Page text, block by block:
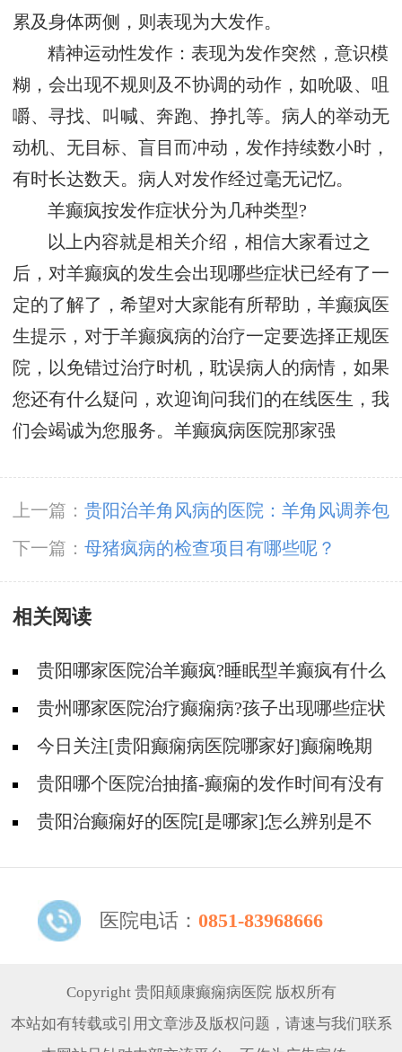
累及身体两侧，则表现为大发作。
精神运动性发作：表现为发作突然，意识模
糊，会出现不规则及不协调的动作，如吮吸、咀
嚼、寻找、叫喊、奔跑、挣扎等。病人的举动无
动机、无目标、盲目而冲动，发作持续数小时，
有时长达数天。病人对发作经过毫无记忆。
羊癫疯按发作症状分为几种类型?
以上内容就是相关介绍，相信大家看过之
后，对羊癫疯的发生会出现哪些症状已经有了一
定的了解了，希望对大家能有所帮助，羊癫疯医
生提示，对于羊癫疯病的治疗一定要选择正规医
院，以免错过治疗时机，耽误病人的病情，如果
您还有什么疑问，欢迎询问我们的在线医生，我
们会竭诚为您服务。羊癫疯病医院那家强
上一篇： 贵阳治羊角风病的医院：羊角风调养包
含哪些方面?
下一篇： 母猪疯病的检查项目有哪些呢？
相关阅读
贵阳哪家医院治羊癫疯?睡眠型羊癫疯有什么
症状?贵州哪家医院治疗癫痫病?孩子出现哪些症状
可能是癫痫病?
今日关注[贵阳癫痫病医院哪家好]癫痫晚期
会出现什么症状？
贵阳哪个医院治抽搐-癫痫的发作时间有没有
规律？
贵阳治癫痫好的医院[是哪家]怎么辨别是不
医院电话： 0851-83968666
Copyright 贵阳颠康癫痫病医院 版权所有
本站如有转载或引用文章涉及版权问题，请速与我们联系